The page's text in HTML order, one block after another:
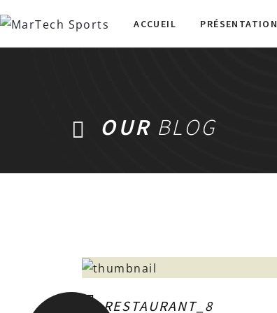
ACCUEIL PRÉSENTATION
OUR BLOG
RESTAURANT_8